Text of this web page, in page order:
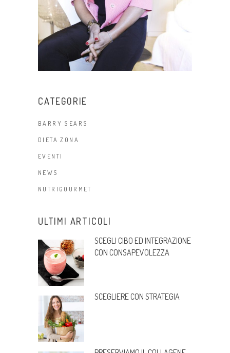
CATEGORIE
BARRY SEARS
DIETA ZONA
EVENTI
NEWS
NUTRIGOURMET
ULTIMI ARTICOLI
SCEGLI CIBO ED INTEGRAZIONE
CON CONSAPEVOLEZZA
SCEGLIERE CON STRATEGIA